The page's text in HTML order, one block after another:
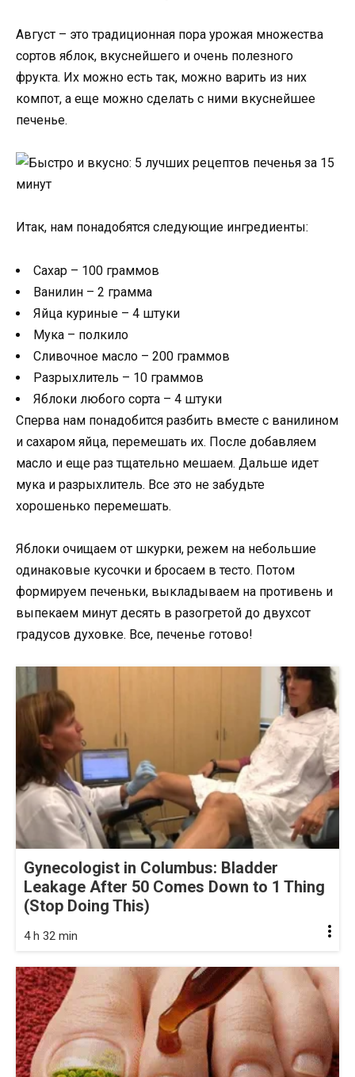
Август – это традиционная пора урожая множества
сортов яблок, вкуснейшего и очень полезного
фрукта. Их можно есть так, можно варить из них
компот, а еще можно сделать с ними вкуснейшее
печенье.
Итак, нам понадобятся следующие ингредиенты:
Сахар – 100 граммов
Ванилин – 2 грамма
Яйца куриные – 4 штуки
Мука – полкило
Сливочное масло – 200 граммов
Разрыхлитель – 10 граммов
Яблоки любого сорта – 4 штуки
Сперва нам понадобится разбить вместе с ванилином
и сахаром яйца, перемешать их. После добавляем
масло и еще раз тщательно мешаем. Дальше идет
мука и разрыхлитель. Все это не забудьте
хорошенько перемешать.
Яблоки очищаем от шкурки, режем на небольшие
одинаковые кусочки и бросаем в тесто. Потом
формируем печеньки, выкладываем на противень и
выпекаем минут десять в разогретой до двухсот
градусов духовке. Все, печенье готово!
Gynecologist in Columbus: Bladder
Leakage After 50 Comes Down to 1 Thing
(Stop Doing This)
4 h 32 min